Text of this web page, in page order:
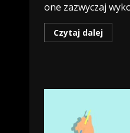
one zazwyczaj
Czytaj dalej